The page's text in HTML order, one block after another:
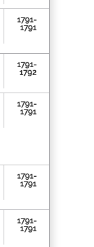
1791-
1791
1791-
1792
1791-
1791
1791-
1791
1791-
1791